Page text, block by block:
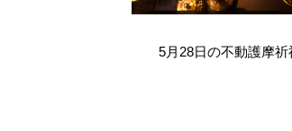
5月28日の不動護摩祈